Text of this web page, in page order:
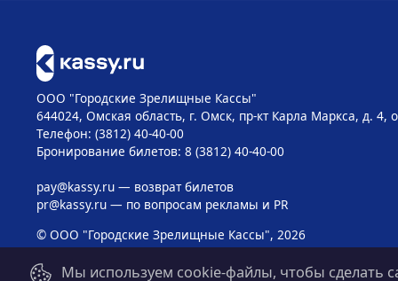
ООО "Городские Зрелищные Кассы"
644024, Омская область, г. Омск, пр-кт Карла Маркса, д. 4,
Телефон: (3812) 40-40-00
Бронирование билетов: 8 (3812) 40-40-00
pay@kassy.ru— возврат билетов
pr@kassy.ru— по вопросам рекламы и PR
© ООО "Городские Зрелищные Кассы", 2026
Мы используем cookie-файлы, чтобы сделать